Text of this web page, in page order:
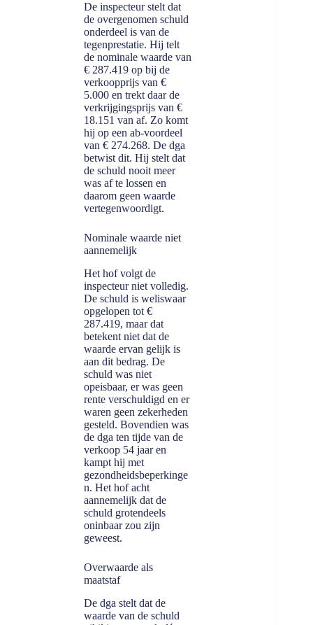
De inspecteur stelt dat
de overgenomen schuld
onderdeel is van de
tegenprestatie. Hij telt
de nominale waarde van
€ 287.419 op bij de
verkoopprijs van €
5.000 en trekt daar de
verkrijgingsprijs van €
18.151 van af. Zo komt
hij op een ab-voordeel
van € 274.268. De dga
betwist dit. Hij stelt dat
de schuld nooit meer
was af te lossen en
daarom geen waarde
vertegenwoordigt.
Nominale waarde niet
aannemelijk
Het hof volgt de
inspecteur niet volledig.
De schuld is weliswaar
opgelopen tot €
287.419, maar dat
betekent niet dat de
waarde ervan gelijk is
aan dit bedrag. De
schuld was niet
opeisbaar, er was geen
rente verschuldigd en er
waren geen zekerheden
gesteld. Bovendien was
de dga ten tijde van de
verkoop 54 jaar en
kampt hij met
gezondheidsbeperkinge
n. Het hof acht
aannemelijk dat de
schuld grotendeels
oninbaar zou zijn
geweest.
Overwaarde als
maatstaf
De dga stelt dat de
waarde van de schuld